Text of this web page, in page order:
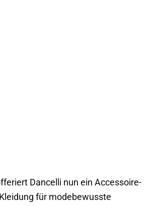
Dancelli nun ein Accessoire-
für modebewusste